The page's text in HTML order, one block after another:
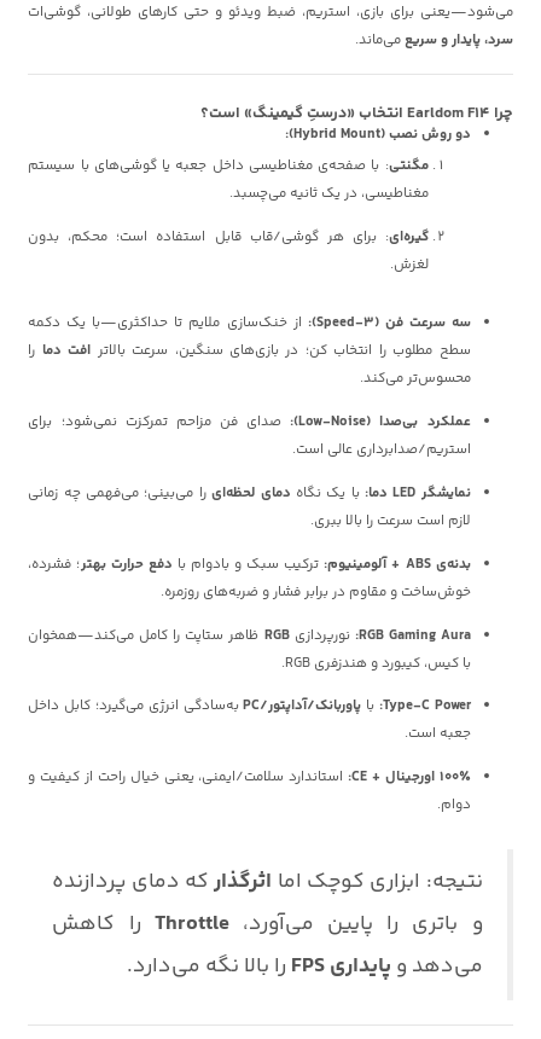
می‌شود—یعنی برای بازی، استریم، ضبط ویدئو و حتی کارهای طولانی، گوشی‌ات
سرد، پایدار و سریعمی‌ماند.
چرا Earldom F14 انتخاب «درستِ گیمینگ» است؟
دو روش نصب (Hybrid Mount):
مگنتی: با صفحه‌ی مغناطیسی داخل جعبه یا گوشی‌های با سیستم
مغناطیسی، در یک ثانیه می‌چسبد.
گیره‌ای: برای هر گوشی/قاب قابل استفاده است؛ محکم، بدون
لغزش.
سه سرعت فن (3-Speed):
از خنک‌سازی ملایم تا حداکثری—با یک دکمه
سطح مطلوب را انتخاب کن؛ در بازی‌های سنگین، سرعت بالاتر افت دما را
محسوس‌تر می‌کند.
عملکرد بی‌صدا (Low-Noise):
صدای فن مزاحم تمرکزت نمی‌شود؛ برای
استریم/صدابرداری عالی است.
نمایشگر LED دما:
با یک نگاه دمای لحظه‌ایرا می‌بینی؛ می‌فهمی چه زمانی
لازم است سرعت را بالا ببری.
بدنه‌ی ABS + آلومینیوم:
ترکیب سبک و بادوام با دفع حرارت بهتر؛ فشرده،
خوش‌ساخت و مقاوم در برابر فشار و ضربه‌های روزمره.
RGB Gaming Aura: نورپردازیRGB ظاهر ستاپت را کامل می‌کند—همخوان
با کیس، کیبورد و هندزفری RGB.
Type-C Power: با پاوربانک/آداپتور/PC
به‌سادگی انرژی می‌گیرد؛ کابل داخل
جعبه است.
۱۰۰٪ اورجینال + CE:
استاندارد سلامت/ایمنی، یعنی خیال راحت از کیفیت و
دوام.
نتیجه: ابزاری کوچک اما اثرگذارکه دمای پردازنده
و باتری را پایین می‌آورد،Throttle را کاهش
می‌دهد و پایداری FPS را بالا نگه می‌دارد.